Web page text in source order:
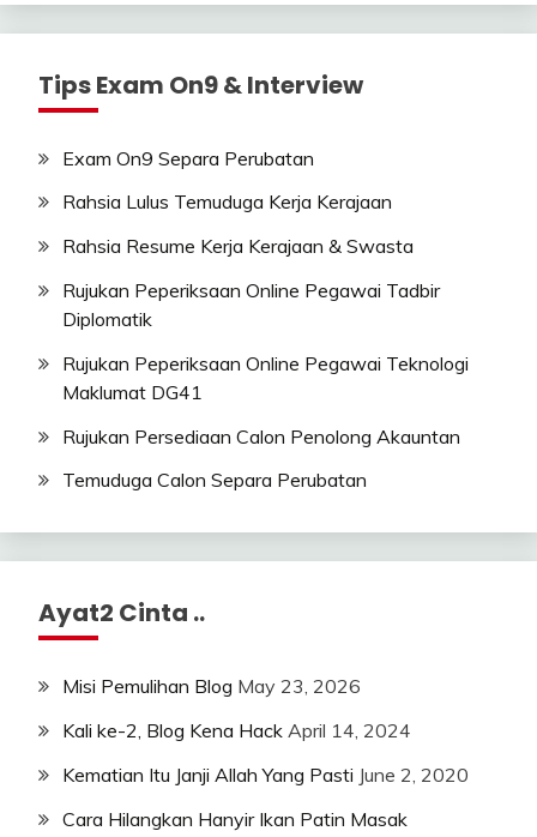
Tips Exam On9 & Interview
Exam On9 Separa Perubatan
Rahsia Lulus Temuduga Kerja Kerajaan
Rahsia Resume Kerja Kerajaan & Swasta
Rujukan Peperiksaan Online Pegawai Tadbir
Diplomatik
Rujukan Peperiksaan Online Pegawai Teknologi
Maklumat DG41
Rujukan Persediaan Calon Penolong Akauntan
Temuduga Calon Separa Perubatan
Ayat2 Cinta ..
Misi Pemulihan Blog May 23, 2026
Kali ke-2, Blog Kena Hack April 14, 2024
Kematian Itu Janji Allah Yang Pasti June 2, 2020
Cara Hilangkan Hanyir Ikan Patin Masak